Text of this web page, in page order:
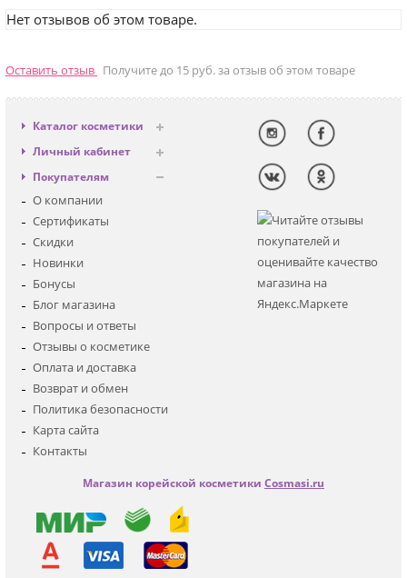
Нет отзывов об этом товаре.
Оставить отзыв Получите до 15 руб. за отзыв об этом товаре
Каталог косметики
Антивозрастная
Декоративная
Для глаз
Для тела
Наборы
Детская
Личный кабинет
Вход
Регистрация
Покупателям
О компании
Сертификаты
Скидки
Новинки
Бонусы
Блог магазина
Вопросы и ответы
Отзывы о косметике
Оплата и доставка
Возврат и обмен
Политика безопасности
Карта сайта
Контакты
Магазин корейской косметики Cosmasi.ru